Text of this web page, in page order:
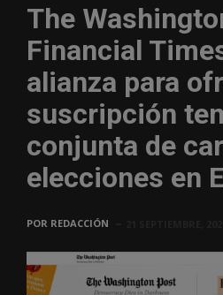
The
Financial
alianza para
suscripción
conjunta de
elecciones en
POR REDACCIÓN